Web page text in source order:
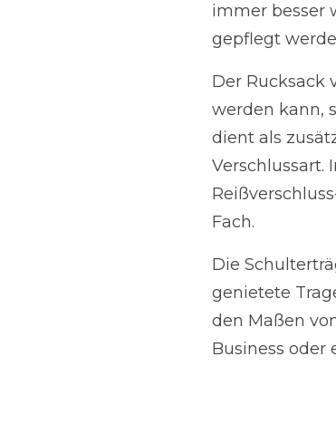
immer besser
gepflegt
Der Rucksack
werden kann,
dient als
Verschlussart.
Fach.
Die
genietete
den Maßen
Business oder